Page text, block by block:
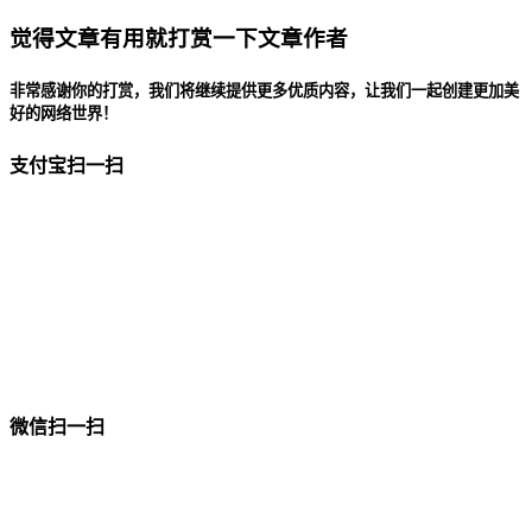
觉得文章有用就打赏一下文章作者
非常感谢你的打赏，我们将继续提供更多优质内容，让我们一起创建更加美
好的网络世界！
支付宝扫一扫
微信扫一扫